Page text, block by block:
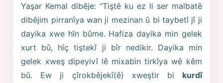
Yaşar Kemal dibêje: “Tiştê ku ez li ser malbatê
dibêjim pirranîya wan ji mezinan û bi taybetî jî ji
dayika xwe hîn bûme. Hafiza dayika min gelek
xurt bû, hîç tiştekî ji bîr nedikir. Dayika min
gelek xweş dipeyivî lê mixabin tirkîya wê kêm
bû. Ew ji çîrokbêjekî(ê) xweştir bi kurdî